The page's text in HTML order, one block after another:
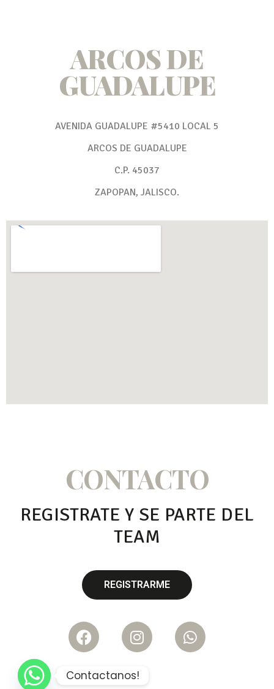
ARCOS DE
GUADALUPE
AVENIDA GUADALUPE #5410 LOCAL 5
ARCOS DE GUADALUPE
C.P. 45037
ZAPOPAN, JALISCO.
CONTACTO
REGISTRATE Y SE PARTE DEL
TEAM
REGISTRARME
REGISTRARME
Contactanos!